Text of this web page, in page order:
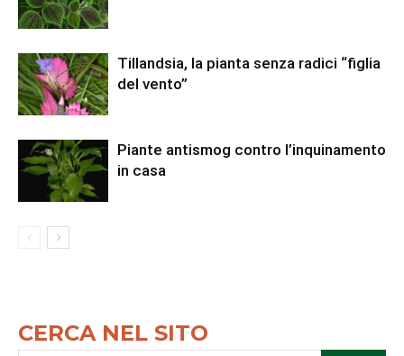
Tillandsia, la pianta senza radici “figlia
del vento”
Piante antismog contro l’inquinamento
in casa
CERCA NEL SITO